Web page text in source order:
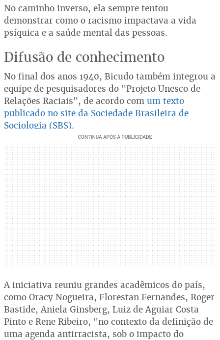
No caminho inverso, ela sempre tentou
demonstrar como o racismo impactava a vida
psíquica e a saúde mental das pessoas.
Difusão de conhecimento
No final dos anos 1940, Bicudo também integrou a
equipe de pesquisadores do "Projeto Unesco de
Relações Raciais", de acordo com um texto
publicado no site da Sociedade Brasileira de
Sociologia (SBS).
A iniciativa reuniu grandes acadêmicos do país,
como Oracy Nogueira, Florestan Fernandes, Roger
Bastide, Aniela Ginsberg, Luiz de Aguiar Costa
Pinto e Rene Ribeiro, "no contexto da definição de
uma agenda antirracista, sob o impacto do